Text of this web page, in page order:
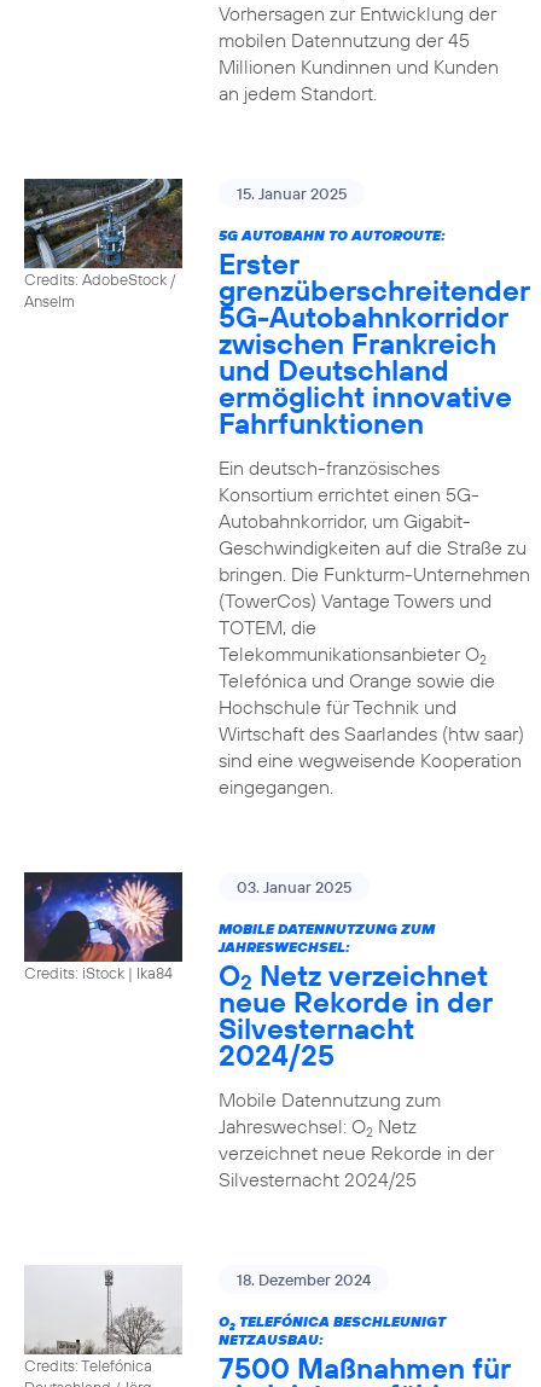
Vorhersagen zur Entwicklung der
mobilen Datennutzung der 45
Millionen Kundinnen und Kunden
an jedem Standort.
Credits: AdobeStock /
Anselm
15. Januar 2025
5G AUTOBAHN TO AUTOROUTE:
Erster
grenzüberschreitender
5G-Autobahnkorridor
zwischen Frankreich
und Deutschland
ermöglicht innovative
Fahrfunktionen
Ein deutsch-französisches
Konsortium errichtet einen 5G-
Autobahnkorridor, um Gigabit-
Geschwindigkeiten auf die Straße zu
bringen. Die Funkturm-Unternehmen
(TowerCos) Vantage Towers und
TOTEM, die
Telekommunikationsanbieter O2
Telefónica und Orange sowie die
Hochschule für Technik und
Wirtschaft des Saarlandes (htw saar)
sind eine wegweisende Kooperation
eingegangen.
Credits: iStock | Ika84
03. Januar 2025
MOBILE DATENNUTZUNG ZUM
JAHRESWECHSEL:
O2 Netz verzeichnet
neue Rekorde in der
Silvesternacht
2024/25
Mobile Datennutzung zum
Jahreswechsel: O2Netz
verzeichnet neue Rekorde in der
Silvesternacht 2024/25
Credits: Telefónica
18. Dezember 2024
O2TELEFÓNICA BESCHLEUNIGT
NETZAUSBAU:
7500 Maßnahmen für